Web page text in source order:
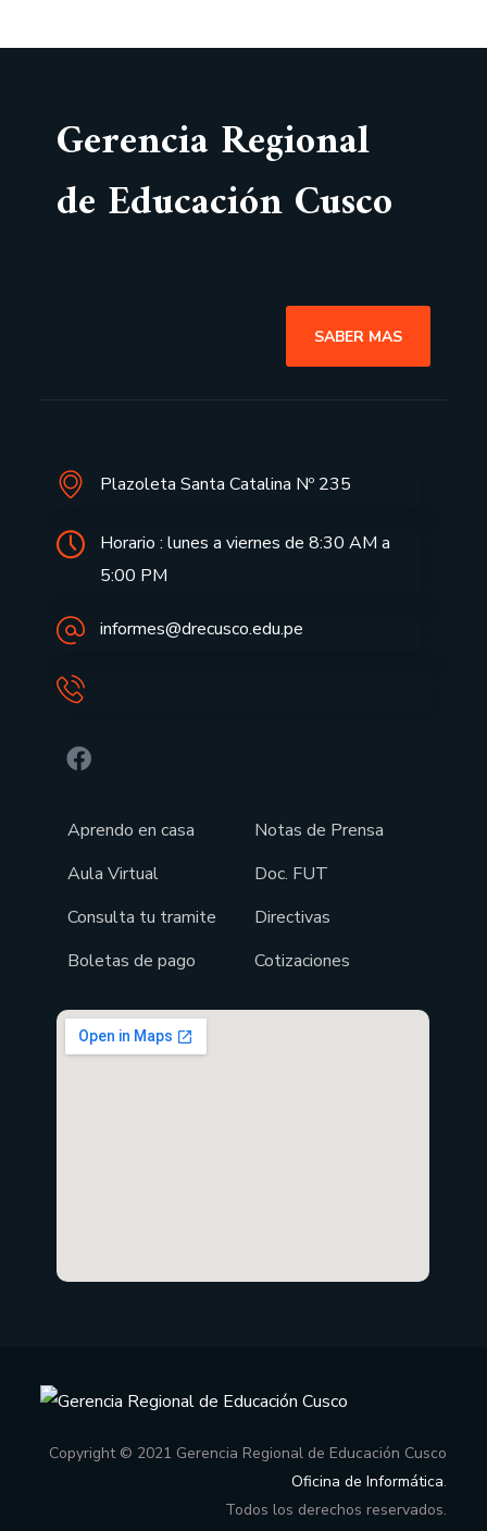
Gerencia Regional
de Educación Cusco
SABER MAS
Plazoleta Santa Catalina Nº 235
Horario : lunes a viernes de 8:30 AM a
5:00 PM
informes@drecusco.edu.pe
Aprendo en casa
Aula Virtual
Consulta tu tramite
Boletas de pago
Notas de Prensa
Doc. FUT
Directivas
Cotizaciones
Copyright © 2021 Gerencia Regional de Educación Cusco
Oficina de Informática.
Todos los derechos reservados.